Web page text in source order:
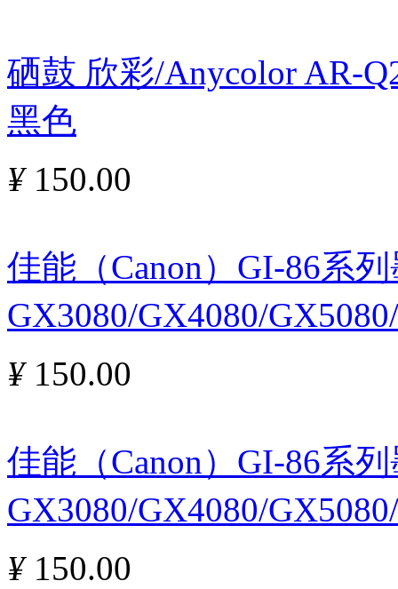
硒鼓 欣彩/Anycolor AR-
黑色
¥150.00
佳能（Canon）GI-86系
GX3080/GX4080/
¥150.00
佳能（Canon）GI-86系
GX3080/GX4080/
¥150.00